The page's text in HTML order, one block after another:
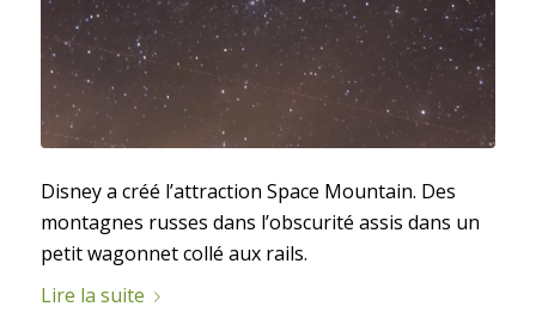
Disney a créé l’attraction Space Mountain. Des
montagnes russes dans l’obscurité assis dans un
petit wagonnet collé aux rails.
Lire la suite